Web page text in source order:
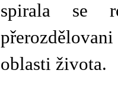
spirala se
oblasti života.